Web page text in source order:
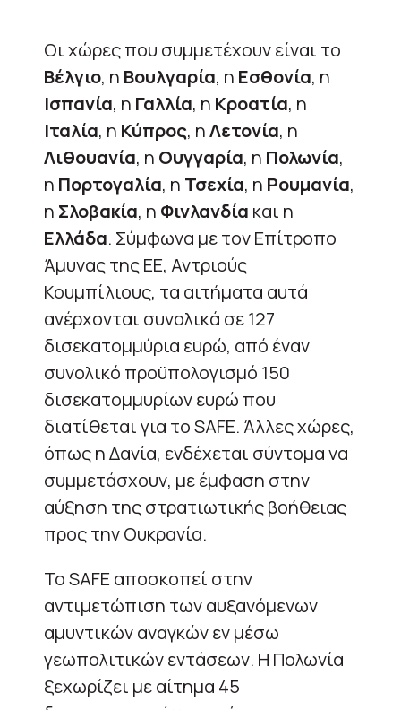
Οι χώρες που συμμετέχουν είναι το
Βέλγιο, η Βουλγαρία, η Εσθονία, η
Ισπανία, η Γαλλία, η Κροατία, η
Ιταλία, η Κύπρος, ηΛετονία, η
Λιθουανία, η Ουγγαρία, η Πολωνία,
η Πορτογαλία, η Τσεχία, η Ρουμανία,
η Σλοβακία, η Φινλανδία και η
Ελλάδα. Σύμφωνα με τον Επίτροπο
Άμυνας της ΕΕ, Αντριούς
Κουμπίλιους, τα αιτήματα αυτά
ανέρχονται συνολικά σε 127
δισεκατομμύρια ευρώ, από έναν
συνολικό προϋπολογισμό 150
δισεκατομμυρίων ευρώ που
διατίθεται για το SAFE. Άλλες χώρες,
όπως η Δανία, ενδέχεται σύντομα να
συμμετάσχουν, με έμφαση στην
αύξηση της στρατιωτικής βοήθειας
προς την Ουκρανία.
Το SAFE αποσκοπεί στην
αντιμετώπιση των αυξανόμενων
αμυντικών αναγκών εν μέσω
γεωπολιτικών εντάσεων. Η Πολωνία
ξεχωρίζει με αίτημα 45